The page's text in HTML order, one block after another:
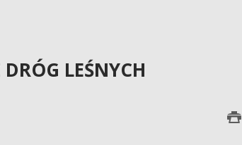
LEŚNYCH